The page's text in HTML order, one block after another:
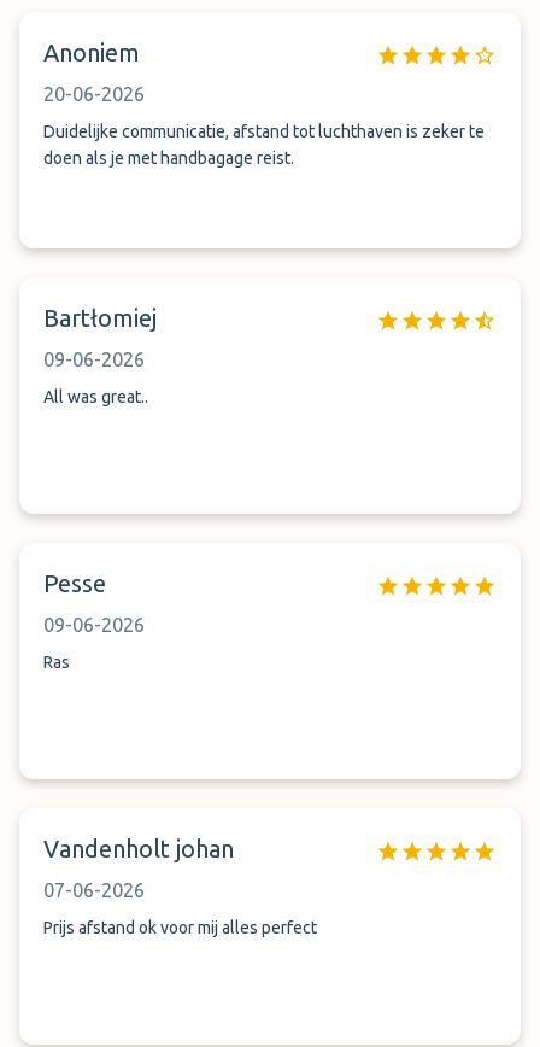
Anoniem
20-06-2026
Duidelijke communicatie, afstand tot luchthaven is zeker te
doen als je met handbagage reist.
Bartłomiej
09-06-2026
All was great..
Pesse
09-06-2026
Ras
Vandenholt johan
07-06-2026
Prijs afstand ok voor mij alles perfect